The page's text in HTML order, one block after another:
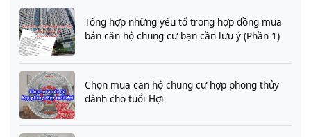
Tổng hợp những yếu tố trong hợp đồng mua
bán căn hộ chung cư bạn cần lưu ý (Phần 1)
Chọn mua căn hộ chung cư hợp phong thủy
dành cho tuổi Hợi